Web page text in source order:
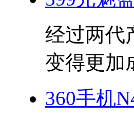
经过两代
变得更加
360手机